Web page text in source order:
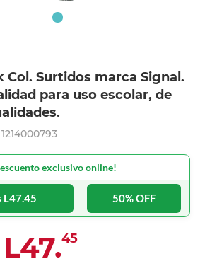
Col. Surtidos marca Signal.
para uso escolar, de
1214000793
exclusivo online!
L47.45 50% OFF
L47.45